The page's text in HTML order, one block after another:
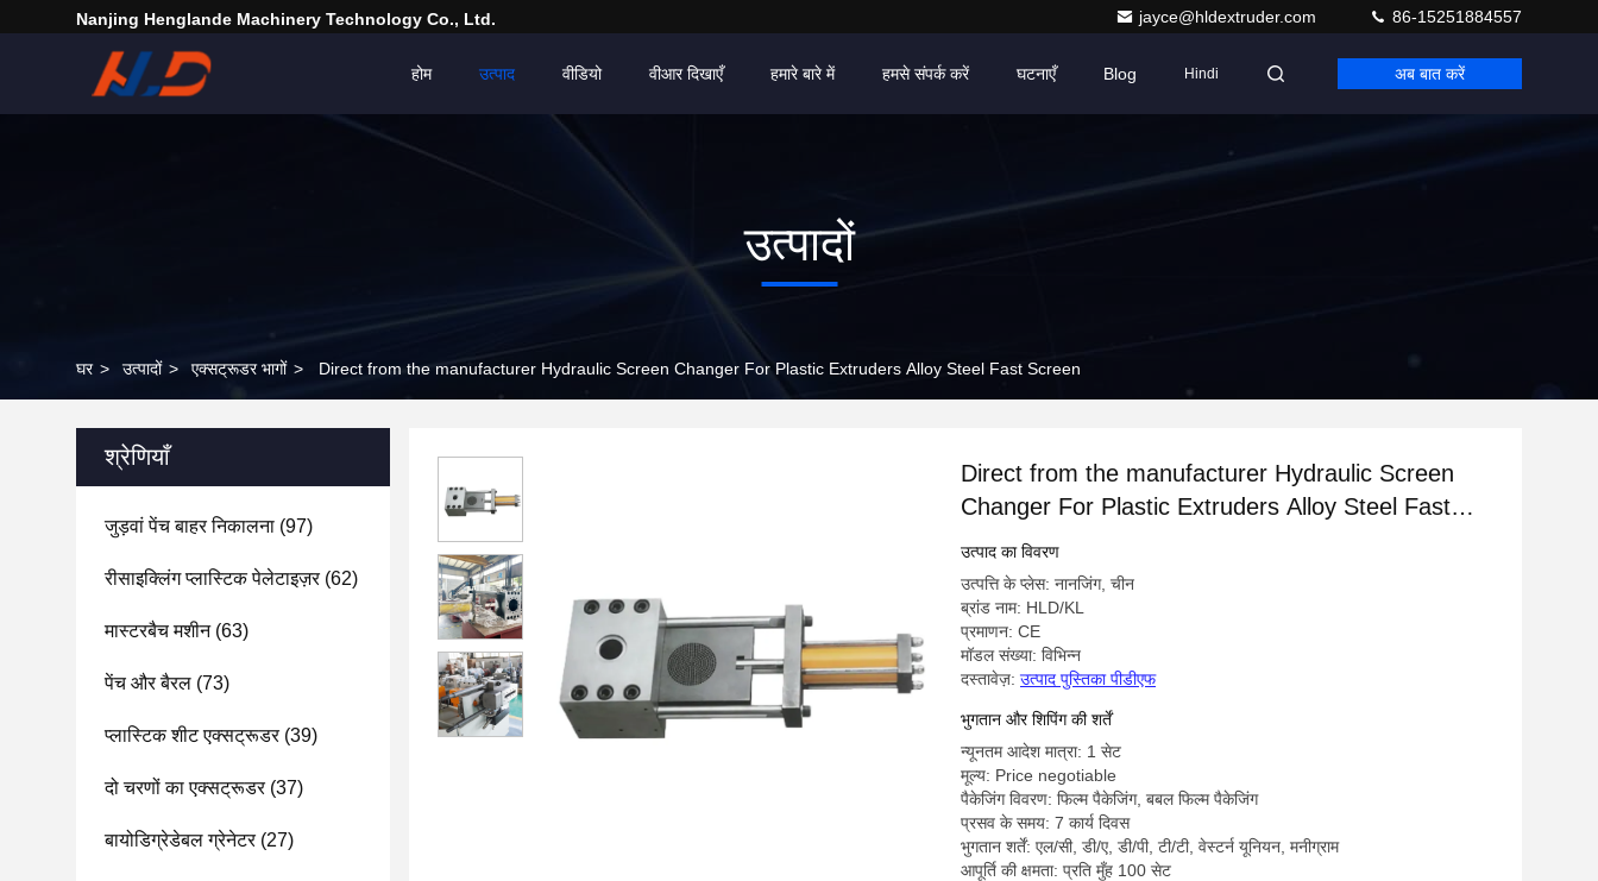
Nanjing Henglande Machinery Technology Co., Ltd. jayce@hldextruder.com 86-15251884557
होम उत्पाद वीडियो वीआर दिखाएँ हमारे बारे में हमसे संपर्क करें घटनाएँ Blog Hindi अब बात करें
उत्पादों
घर > उत्पादों > एक्सट्रूडर भागों > Direct from the manufacturer Hydraulic Screen Changer For Plastic Extruders Alloy Steel Fast Screen
श्रेणियाँ
जुड़वां पेंच बाहर निकालना (97)
रीसाइक्लिंग प्लास्टिक पेलेटाइज़र(62)
मास्टरबैच मशीन(63)
पेंच और बैरल (73)
प्लास्टिक शीट एक्सट्रूडर(39)
दो चरणों का एक्सट्रूडर(37)
बायोडिग्रेडेबल ग्रेनेटर(27)
Direct from the manufacturer Hydraulic Screen
Changer For Plastic Extruders Alloy Steel Fast
Screen
उत्पाद का विवरण
उत्पत्ति के प्लेस: नानजिंग, चीन
ब्रांड नाम: HLD/KL
प्रमाणन: CE
मॉडल संख्या: विभिन्न
दस्तावेज़: उत्पाद पुस्तिका पीडीएफ
भुगतान और शिपिंग की शर्तें
न्यूनतम आदेश मात्रा: 1 सेट
मूल्य: Price negotiable
पैकेजिंग विवरण: फिल्म पैकेजिंग, बबल फिल्म पैकेजिंग
प्रसव के समय: 7 कार्य दिवस
भुगतान शर्तें: एल/सी, डी/ए, डी/पी, टी/टी, वेस्टर्न यूनियन, मनीग्राम
आपूर्ति की क्षमता: प्रति मुँह 100 सेट